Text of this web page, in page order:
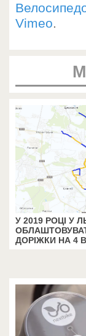
Vimeo.
У 2019 РОЦІ У
ДОРІЖКИ НА 4